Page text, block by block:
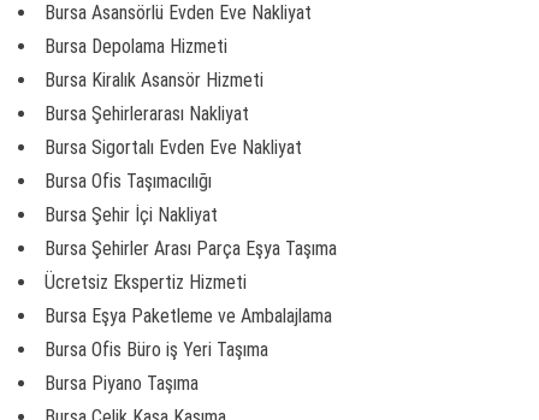
Bursa Asansörlü Evden Eve Nakliyat
Bursa Depolama Hizmeti
Bursa Kiralık Asansör Hizmeti
Bursa Şehirlerarası Nakliyat
Bursa Sigortalı Evden Eve Nakliyat
Bursa Ofis Taşımacılığı
Bursa Şehir İçi Nakliyat
Bursa Şehirler Arası Parça Eşya Taşıma
Ücretsiz Ekspertiz Hizmeti
Bursa Eşya Paketleme ve Ambalajlama
Bursa Ofis Büro iş Yeri Taşıma
Bursa Piyano Taşıma